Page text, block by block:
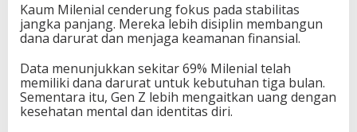
Kaum Milenial cenderung fokus pada stabilitas
jangka panjang. Mereka lebih disiplin membangun
dana darurat dan menjaga keamanan finansial.
Data menunjukkan sekitar 69% Milenial telah
memiliki dana darurat untuk kebutuhan tiga bulan.
Sementara itu, Gen Z lebih mengaitkan uang dengan
kesehatan mental dan identitas diri.